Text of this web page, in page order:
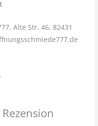
Alte Str. 46, 82431